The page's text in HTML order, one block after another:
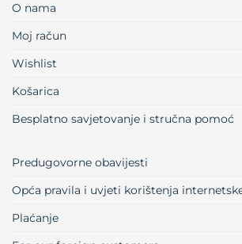
O nama
Moj račun
Wishlist
Košarica
Besplatno savjetovanje i stručna pomoć
Predugovorne obavijesti
Opća pravila i uvjeti korištenja
Plaćanje